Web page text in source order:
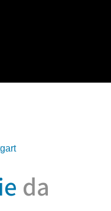
da